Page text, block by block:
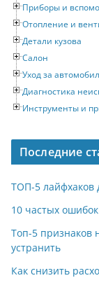
Приборы и
Отопление и
Детали кузова
Салон
Уход за
Диагностика
Инструменты и
Последние
ТОП-5 лайфхаков
10 частых
Топ-5 признаков
устранить
Как снизить